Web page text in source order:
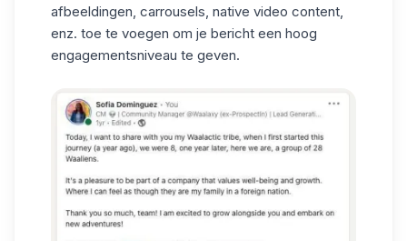
afbeeldingen, carrousels, native video content,
enz. toe te voegen om je bericht een hoog
engagementsniveau te geven.